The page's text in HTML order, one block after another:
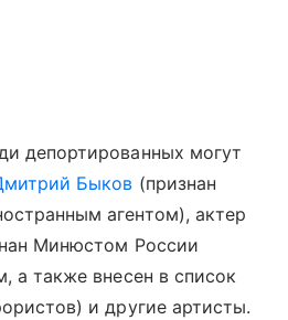
депортированных могут
Быков (признан
агентом), актер
Минюстом России
а также внесен в список
и другие артисты.